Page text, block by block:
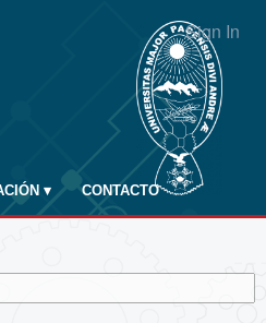
Sign In
▾ CONTACTO